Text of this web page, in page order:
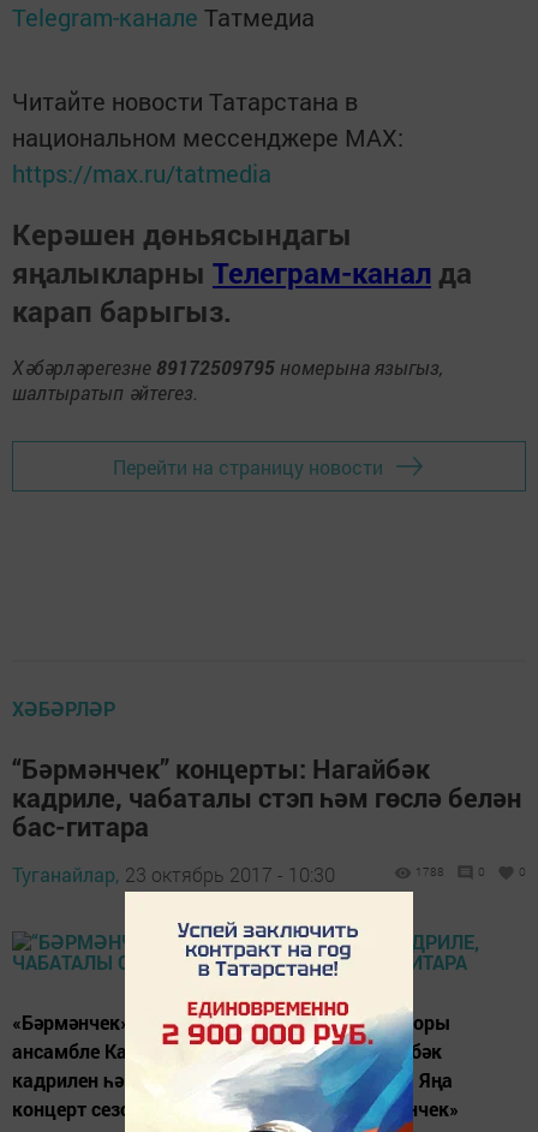
Telegram-канале Татмедиа
Читайте новости Татарстана в
национальном мессенджере MАХ:
https://max.ru/tatmedia
Керәшен дөньясындагы
яңалыкларны Телеграм-канал да
карап барыгыз.
Хәбәрләрегезне 89172509795 номерына языгыз,
шалтыратып әйтегез.
Перейти на страницу новости
ХӘБӘРЛӘР
“Бәрмәнчек” концерты: Нагайбәк
кадриле, чабаталы стэп һәм гөслә белән
бас-гитара
Туганайлар, 23 октябрь 2017 - 10:30 1788 0 0
«Бәрмәнчек» керәшеннәрнең дәүләт фольклоры
ансамбле Казан сәхнәсенә данлыклы нагайбәк
кадрилен һәм чабаталы стэпны чыгарачак. Яңа
концерт сезоны яңалыклары белән «Бәрмәнчек»